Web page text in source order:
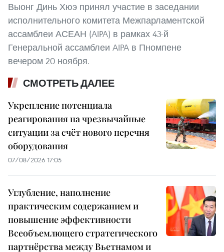
Выонг Динь Хюэ принял участие в заседании
исполнительного комитета Межпарламентской
ассамблеи АСЕАН (AIPA) в рамках 43-й
Генеральной ассамблеи AIPA в Пномпене
вечером 20 ноября.
СМОТРЕТЬ ДАЛЕЕ
Укрепление потенциала
реагирования на чрезвычайные
ситуации за счёт нового перечня
оборудования
07/08/2026 17:05
Углубление, наполнение
практическим содержанием и
повышение эффективности
Всеобъемлющего стратегического
партнёрства между Вьетнамом и